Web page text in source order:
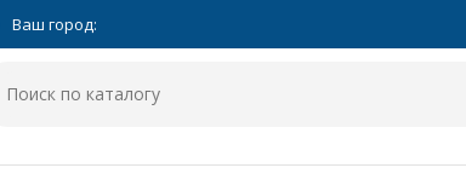
Ваш город: